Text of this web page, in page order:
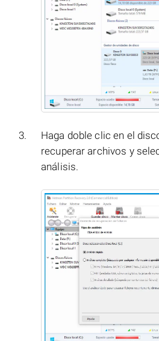
Haga doble clic en el
recuperar archivos y
análisis.